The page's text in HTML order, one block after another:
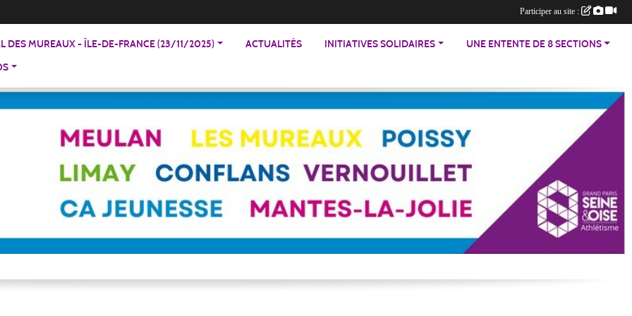
DES MUREAUX - ÎLE-DE-FRANCE (23/11/2025) ACTUALITÉS INITIATIVES SOLIDAIRES
UNE ENTENTE DE 8 SECTIONS
Participer au site :